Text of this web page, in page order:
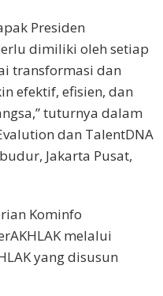
Presiden
dimiliki oleh setiap
transformasi dan
efektif, efisien, dan
tuturnya dalam
dan TalentDNA
Jakarta Pusat,
Kominfo
melalui
yang disusun